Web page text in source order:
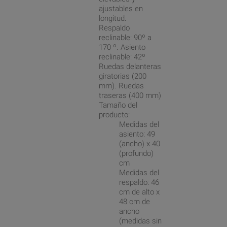
ajustables en
longitud.
Respaldo
reclinable: 90º a
170 º. Asiento
reclinable: 42º
Ruedas delanteras
giratorias (200
mm). Ruedas
traseras (400 mm)
Tamaño del
producto:
Medidas del
asiento: 49
(ancho) x 40
(profundo)
cm
Medidas del
respaldo: 46
cm de alto x
48 cm de
ancho
(medidas sin